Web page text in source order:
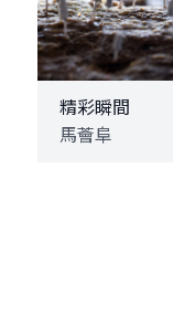
精彩瞬間
馬薈阜